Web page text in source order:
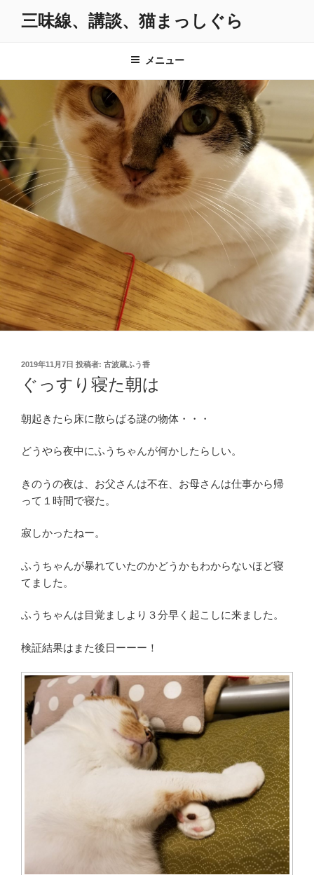
へ
ス
キ
ッ
プ
三味線、講談、猫まっしぐら
メニュー
投
日:
2019年11月7日 投稿者: 古波蔵ふう香
ぐっすり寝た朝は
朝起きたら床に散らばる謎の物体・・・
どうやら夜中にふうちゃんが何かしたらしい。
きのうの夜は、お父さんは不在、お母さんは仕事から帰
って１時間で寝た。
寂しかったねー。
ふうちゃんが暴れていたのかどうかもわからないほど寝
てました。
ふうちゃんは目覚ましより３分早く起こしに来ました。
検証結果はまた後日ーーー！